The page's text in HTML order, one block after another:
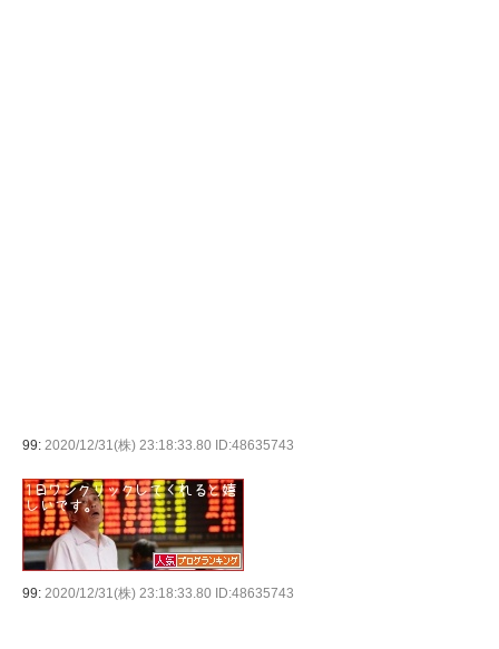
99: 2020/12/31(株) 23:18:33.80 ID:48635743
99: 2020/12/31(株) 23:18:33.80 ID:48635743